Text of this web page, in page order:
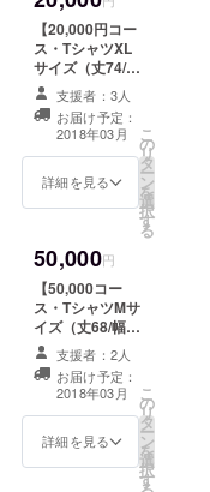
＋電エースポス
トカード（一本
木蛮描き下ろし
イラスト）
せていただきま
す。 ＋第四胃袋
ギアラCD ＋電
エース×撃殺！宇
宙拳コラボオリ
ジナルTシャツ
(破李拳竜描き下
ろしイラスト)
《Tシャツサイ
ズ》
XLサイズ（丈
21.5） ＋電エー
スポストカード
（一本木蛮描き
下ろしイラス
ト）
す。
入力例：
「エンドクレ
ジット名前掲載
希望・名前〇〇
〇〇」 ニッ
クネームでもか
まいませんが著
作権を侵害する
きません。
また会社名・団
体名はお断りさ
せていただきま
す。 ＋第四胃袋
ギアラCD ＋電
エース×撃殺！宇
宙拳コラボオリ
ジナルTシャツ
(破李拳竜描き下
ろしイラスト)
《Tシャツサイ
下ろし） ※河
崎実監督直筆サ
イン入り ＋電
エース特製ワッ
ペン ＋エンド
ロールにお名前
を記載（希望者
のみ） ※リター
ン決済時画面に
「備考欄」がご
ざいますのでご
入力をお願いい
たしま
す。
入力例：
「エンドクレ
ジット名前掲載
希望・名前〇〇
〇〇」
ニックネームで
もかまいません
【20,000円コー
ス・TシャツXL
サイズ（丈74/幅
55/袖丈21.5）】
本編DVDを進呈
＋特別メイキン
グDVD ＋着せ替
えDVDジャケッ
ト （クラウド
き下ろし） ※
河崎実監督直筆
サイン入り ＋電
エース特製ワッ
ペン ＋エンド
ロールにお名前
を記載（希望者
のみ） ※リター
ン決済時画面に
「備考欄」がご
ざいますのでご
希望の方は 必ず
支援者：3人
お届け予定：
2018年03月
詳細を見る
こ
の
リ
タ
ー
ン
を
選
択
す
る
50,000円
【50,000コー
ス・TシャツMサ
イズ（丈68/幅
50/袖丈19.5）】
本編DVDを進呈
＋特別メイキン
グDVD ＋着せ替
えDVDジャケッ
ト （クラウド
支援者：2人
お届け予定：
2018年03月
詳細を見る
こ
の
リ
タ
ー
ン
を
選
択
す